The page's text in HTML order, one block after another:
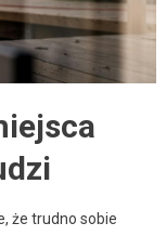
że trudno sobie